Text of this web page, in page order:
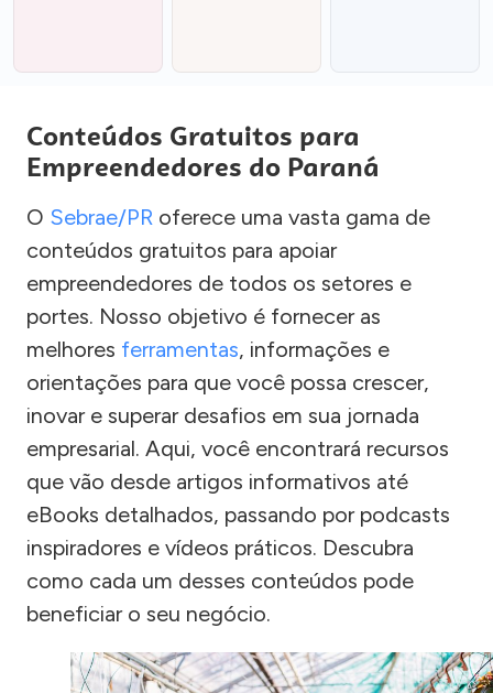
Conteúdos Gratuitos para
Empreendedores do Paraná
O Sebrae/PR oferece uma vasta gama de
conteúdos gratuitos para apoiar
empreendedores de todos os setores e
portes. Nosso objetivo é fornecer as
melhores ferramentas, informações e
orientações para que você possa crescer,
inovar e superar desafios em sua jornada
empresarial. Aqui, você encontrará recursos
que vão desde artigos informativos até
eBooks detalhados, passando por podcasts
inspiradores e vídeos práticos. Descubra
como cada um desses conteúdos pode
beneficiar o seu negócio.